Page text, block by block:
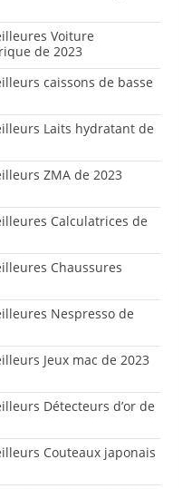
Voiture
de 2023
caissons de basse
Laits hydratant de
ZMA de 2023
Calculatrices de
Chaussures
Nespresso de
Jeux mac de 2023
Détecteurs d’or de
Couteaux japonais